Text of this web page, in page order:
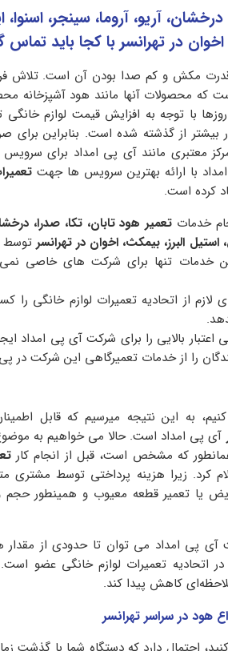
آریو، آروما، سینجر، اسنوا،
در تهرانسر با کجا باید
مکش و کم صدا بودن آن است. تلاش
که محصولات آنها مانند هود آشپزخانه
روزها با توجه به افزایش قیمت لوازم
بیشتر از گذشته شده است. بنابراین برای
معتبری مانند آی پی امداد برای سرویس
با ارائه بهترین سرویس ها جهت
کرده است.
خدمات تعمیر هود تابان، تکا، صدرا،
استیل البرز، بیمکث، اخوان در تهرانسرتوسط
خدمات تنها برای شرکت های خاصی
از اتحادیه تعمیرات لوازم خانگی را
اعتبار بالایی را برای شرکت آی پی امداد
را از خدمات تعمیرگاهی این شرکت در
به این نتیجه میرسیم که قابل
آی پی امداد است. حالا می خواهیم به
همانطور که مشخص است، قبل از انجام کار
زیرا هزینه پرداختی توسط مشتری
یا تعمیر قطعه معیوب و همینطور حجم
پی امداد می توان تا حدودی از مقدار
اتحادیه تعمیرات لوازم خانگی عضو
کاهش پیدا کند.
هود در سراسر تهرانسر